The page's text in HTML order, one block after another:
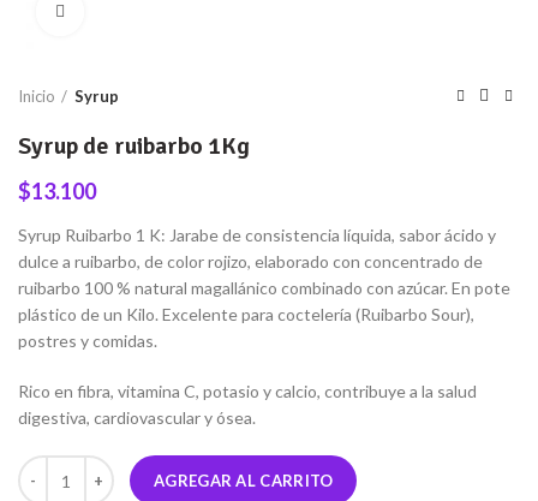
Inicio Syrup
Syrup de ruibarbo 1Kg
$13.100
Syrup Ruibarbo 1 K: Jarabe de consistencia líquida, sabor ácido y
dulce a ruibarbo, de color rojizo, elaborado con concentrado de
ruibarbo 100 % natural magallánico combinado con azúcar. En pote
plástico de un Kilo. Excelente para coctelería (Ruibarbo Sour),
postres y comidas.
Rico en fibra, vitamina C, potasio y calcio, contribuye a la salud
digestiva, cardiovascular y ósea.
Cantidad
AGREGAR AL CARRITO